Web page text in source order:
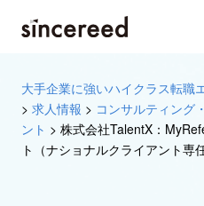
大手企業に強いハイクラス転職
> 求人情報 > コンサルティング
ント > 株式会社TalentX：
ト（ナショナルクライアント専